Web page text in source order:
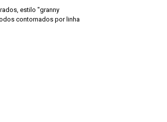
estilo "granny
contornados por linha